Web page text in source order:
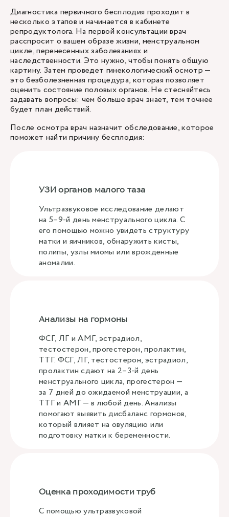
Диагностика первичного бесплодия проходит в
несколько этапов и начинается в кабинете
репродуктолога. На первой консультации врач
расспросит о вашем образе жизни, менструальном
цикле, перенесенных заболеваниях и
наследственности. Это нужно, чтобы понять общую
картину. Затем проведет гинекологический осмотр —
это безболезненная процедура, которая позволяет
оценить состояние половых органов. Не стесняйтесь
задавать вопросы: чем больше врач знает, тем точнее
будет план действий.
После осмотра врач назначит обследование, которое
поможет найти причину бесплодия:
УЗИ органов малого таза
Ультразвуковое исследование делают
на 5–9-й день менструального цикла. С
его помощью можно увидеть структуру
матки и яичников, обнаружить кисты,
полипы, узлы миомы или врожденные
аномалии.
Анализы на гормоны
ФСГ, ЛГ и АМГ, эстрадиол,
тестостерон, прогестерон, пролактин,
ТТГ. ФСГ, ЛГ, тестостерон, эстрадиол,
пролактин сдают на 2–3-й день
менструального цикла, прогестерон —
за 7 дней до ожидаемой менструации, а
ТТГ и АМГ — в любой день. Анализы
помогают выявить дисбаланс гормонов,
который влияет на овуляцию или
подготовку матки к беременности.
Оценка проходимости труб
С помощью ультразвуковой